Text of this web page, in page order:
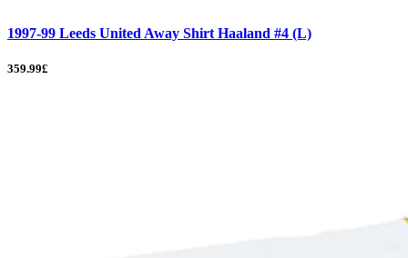
1997-99 Leeds United Away Shirt Haaland #4 (L)
359.99£